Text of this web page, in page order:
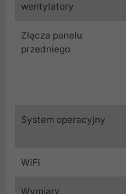
wentylatory
Złącza panelu
przedniego
System operacyjny
WiFi
Wymiary